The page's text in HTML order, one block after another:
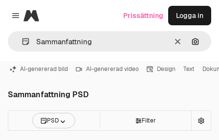
Close menu
Magnific
RensaSök
Prissättning Logga in
AI-genererad bild AI-genererad video Design Text
Sammanfattning PSD
PSD Filter